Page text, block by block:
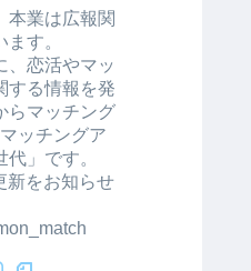
本業は広報関
す。
、恋活やマッ
する情報を発
らマッチング
ッチングア
」です。
新をお知らせ